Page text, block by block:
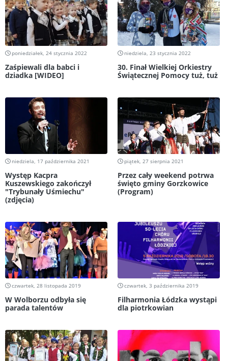
poniedziałek, 24 stycznia 2022
Zaśpiewali dla babci i
dziadka [WIDEO]
niedziela, 23 stycznia 2022
30. Finał Wielkiej Orkiestry
Świątecznej Pomocy tuż, tuż
niedziela, 17 października 2021
Występ Kacpra
Kuszewskiego zakończył
"Trybunały Uśmiechu"
(zdjęcia)
piątek, 27 sierpnia 2021
Przez cały weekend potrwa
święto gminy Gorzkowice
(Program)
czwartek, 28 listopada 2019
W Wolborzu odbyła się
parada talentów
czwartek, 3 października 2019
Filharmonia Łódzka wystąpi
dla piotrkowian